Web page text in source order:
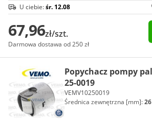
U ciebie:śr. 12.08
67,96zł/szt.
Darmowa dostawa od 250 zł
Popychacz pompy
25-0019
VEMV10250019
Średnica zewnętrzna [mm]:26